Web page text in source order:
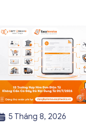
5 Tháng 8, 2026